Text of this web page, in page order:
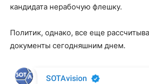
кандидата нерабочую флешку.
Политик, однако, все еще
документы сегодняшним днем.